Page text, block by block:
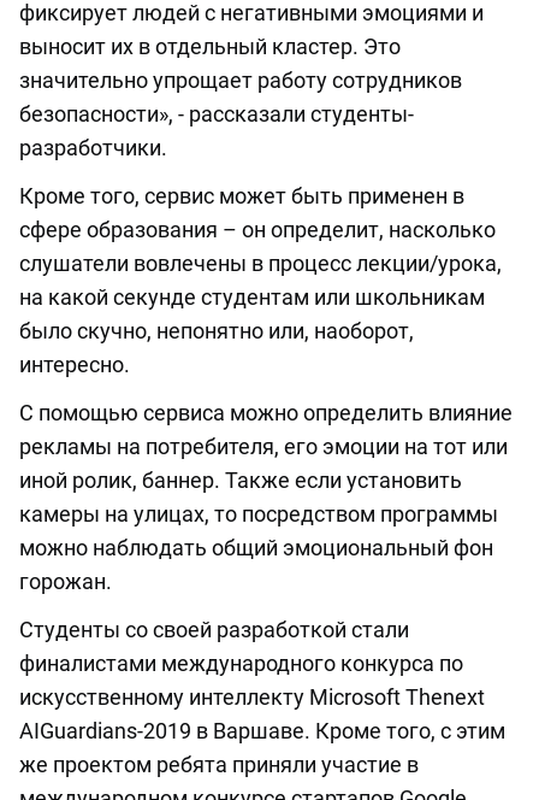
фиксирует людей с негативными эмоциями и
выносит их в отдельный кластер. Это
значительно упрощает работу сотрудников
безопасности», - рассказали студенты-
разработчики.
Кроме того, сервис может быть применен в
сфере образования – он определит, насколько
слушатели вовлечены в процесс лекции/урока,
на какой секунде студентам или школьникам
было скучно, непонятно или, наоборот,
интересно.
С помощью сервиса можно определить влияние
рекламы на потребителя, его эмоции на тот или
иной ролик, баннер. Также если установить
камеры на улицах, то посредством программы
можно наблюдать общий эмоциональный фон
горожан.
Студенты со своей разработкой стали
финалистами международного конкурса по
искусственному интеллекту Microsoft Thenext
AIGuardians-2019 в Варшаве. Кроме того, с этим
же проектом ребята приняли участие в